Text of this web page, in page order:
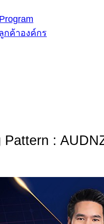
กค้าองค์กร
Pattern :